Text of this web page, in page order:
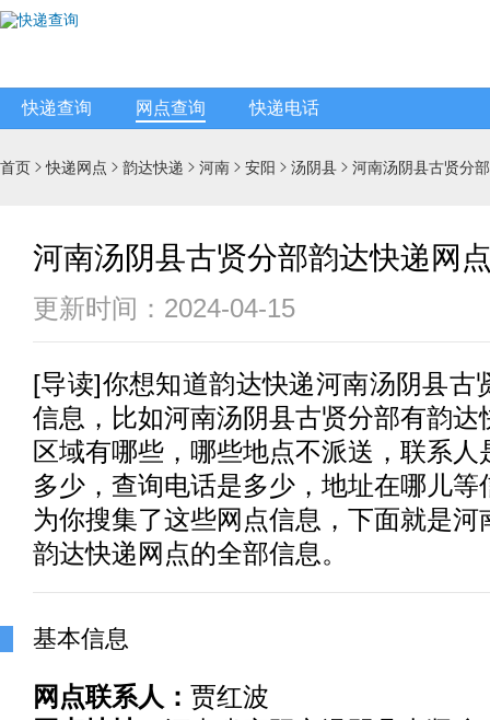
快递查询 网点查询 快递电话
首页 快递网点  韵达快递  河南  安阳  汤阴县  河南汤阴县古贤分部
河南汤阴县古贤分部韵达快递网
更新时间：2024-04-15
[导读]你想知道韵达快递河南汤阴县古
信息，比如河南汤阴县古贤分部有韵达
区域有哪些，哪些地点不派送，联系
多少，查询电话是多少，地址在哪儿等
为你搜集了这些网点信息，下面就是河
韵达快递网点的全部信息。
基本信息
网点联系人： 贾红波